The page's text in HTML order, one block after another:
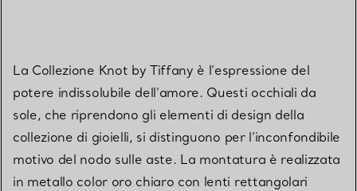
La Collezione Knot by Tiffany è l’espressione del
potere indissolubile dell’amore. Questi occhiali da
sole, che riprendono gli elementi di design della
collezione di gioielli, si distinguono per l’inconfondibile
motivo del nodo sulle aste. La montatura è realizzata
in metallo color oro chiaro con lenti rettangolari